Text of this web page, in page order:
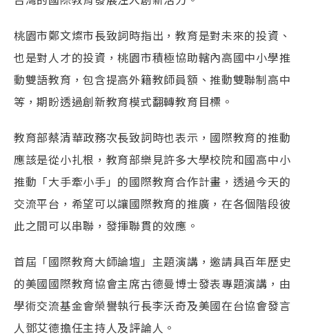
桃園市鄭文燦市長致詞時指出，教育是對未來的投資、
也是對人才的投資，桃園市積極協助轄內高國中小學推
動雙語教育，包含提高外籍教師員額、推動雙聯制高中
等，期盼透過創新教育模式翻轉教育目標。
教育部蔡清華政務次長致詞時也表示，國際教育的推動
應該是從小扎根，教育部樂見許多大學校院和國高中小
推動「大手牽小手」的國際教育合作計畫，透過今天的
交流平台，希望可以讓國際教育的推廣，在各個階段彼
此之間可以串聯，發揮聯貫的效應。
首屆「國際教育大師論壇」主題演講，邀請具百年歷史
的美國國際教育協會主席古德曼博士發表專題演講，由
學術交流基金會榮譽執行長李沃奇及美國在台協會發言
人鄧艾德擔任主持人及評論人。